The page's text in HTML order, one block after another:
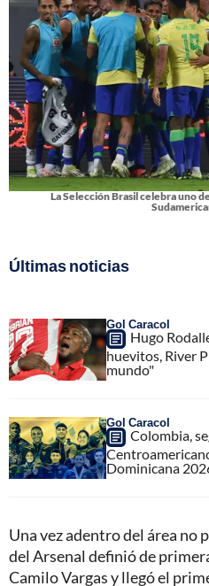
La Selección Brasil celebra uno
Últimas noticias
Gol Caracol
Hugo
huevitos, River
mundo"
Gol Caracol
Colombia,
Dominicana
Una vez adentro del área no
del Arsenal definió de
Camilo Vargas y llegó el